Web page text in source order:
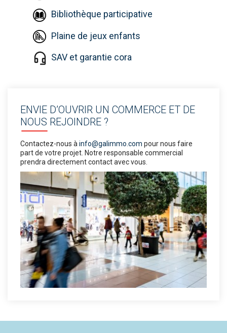
Bibliothèque participative
Plaine de jeux enfants
SAV et garantie cora
ENVIE D’OUVRIR UN COMMERCE ET DE
NOUS REJOINDRE ?
Contactez-nous à info@galimmo.com pour nous faire
part de votre projet. Notre responsable commercial
prendra directement contact avec vous.